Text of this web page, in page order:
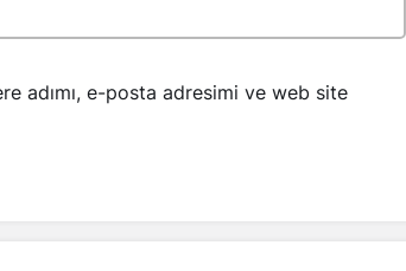
adımı, e-posta adresimi ve web site